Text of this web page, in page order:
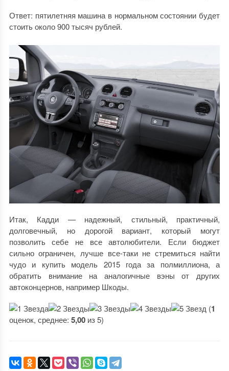
Ответ: пятилетняя машина в нормальном состоянии будет
стоить около 900 тысяч рублей.
Итак, Кадди — надежный, стильный, практичный,
долговечный, но дорогой вариант, который могут
позволить себе не все автолюбители. Если бюджет
сильно ограничен, лучше все-таки не стремиться найти
чудо и купить модель 2015 года за полмиллиона, а
обратить внимание на аналогичные вэны от других
автоконцернов, например Шкоды.
(1
оценок, среднее: 5,00из 5)